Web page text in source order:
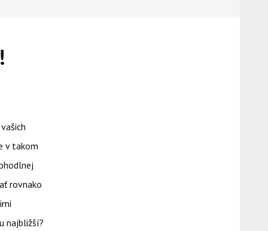
v takom
rovnako
najbližší?